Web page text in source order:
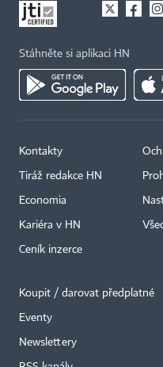
Stáhněte si aplikaci HN
Kontakty
Tiráž redakce HN
Economia
Kariéra v HN
Ceník inzerce
Koupit / darovat předplatné
Eventy
Newslettery